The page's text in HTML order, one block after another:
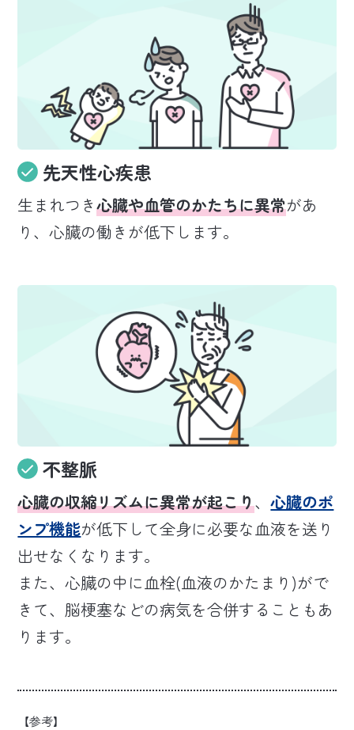
先天性心疾患
生まれつき心臓や血管のかたちに異常があ
り、心臓の働きが低下します。
不整脈
心臓の収縮リズムに異常が起こり、心臓のポ
ンプ機能が低下して全身に必要な血液を送り
出せなくなります。
また、心臓の中に血栓(血液のかたまり)がで
きて、脳梗塞などの病気を合併することもあ
ります。
【参考】